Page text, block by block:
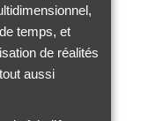
temps, et
de réalités
aussi